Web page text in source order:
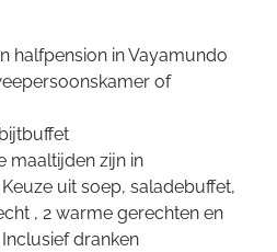
halfpension in Vayamundo
of
maaltijden zijn in
uit soep, saladebuffet,
, 2 warme gerechten en
dranken